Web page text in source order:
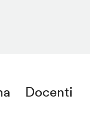
Docenti